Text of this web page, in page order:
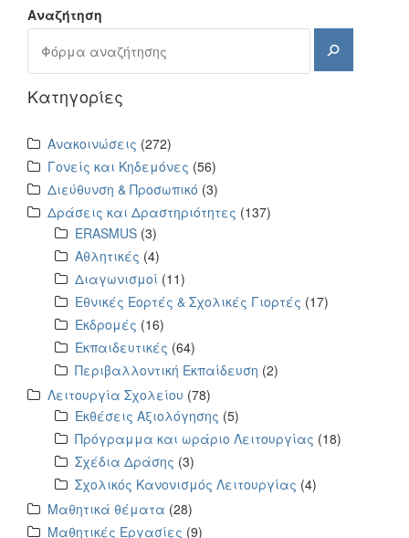
Αναζήτηση
Αναζήτηση
Kατηγορίες
Ανακοινώσεις (272)
Γονείς και Κηδεμόνες (56)
Διεύθυνση & Προσωπικό (3)
Δράσεις και Δραστηριότητες (137)
ERASMUS (3)
Αθλητικές (4)
Διαγωνισμοί (11)
Εθνικές Εορτές & Σχολικές Γιορτές (17)
Εκδρομές (16)
Εκπαιδευτικές (64)
Περιβαλλοντική Εκπαίδευση (2)
Λειτουργία Σχολείου (78)
Εκθέσεις Αξιολόγησης (5)
Πρόγραμμα και ωράριο Λειτουργίας (18)
Σχέδια Δράσης (3)
Σχολικός Κανονισμός Λειτουργίας (4)
Μαθητικά θέματα (28)
Μαθητικές Εργασίες (9)